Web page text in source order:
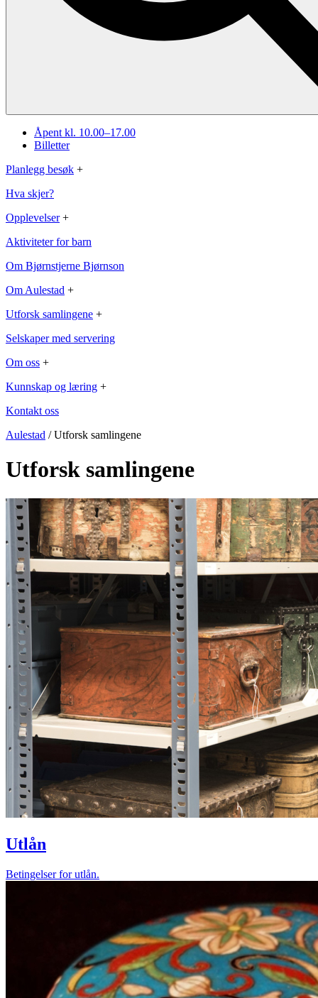
Åpent kl. 10.00–17.00
Billetter
Planlegg besøk +
Hva skjer?
Opplevelser +
Aktiviteter for barn
Om Bjørnstjerne Bjørnson
Om Aulestad +
Utforsk samlingene +
Selskaper med servering
Om oss +
Kunnskap og læring +
Kontakt oss
Aulestad / Utforsk samlingene
Utforsk samlingene
Utlån
Betingelser for utlån.